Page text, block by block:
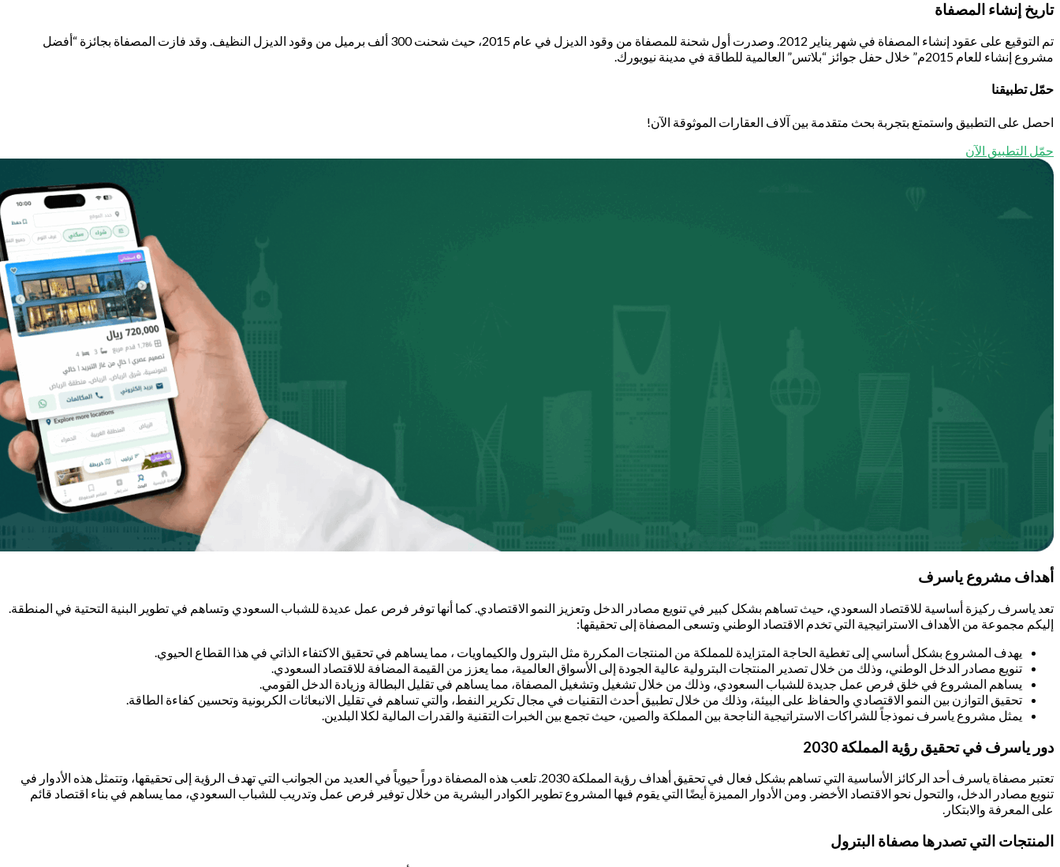
تاريخ إنشاء المصفاة
تم التوقيع على عقود إنشاء المصفاة في شهر يناير 2012. وصدرت أول شحنة للمصفاة من وقود الديزل في عام 2015، حيث شحنت 300 ألف برميل من وقود الديزل النظيف. وقد فازت المصفاة بجائزة “أفضل
مشروع إنشاء للعام 2015م” خلال حفل جوائز “بلاتس” العالمية للطاقة في مدينة نيويورك.
حمّل تطبيقنا
احصل على التطبيق واستمتع بتجربة بحث متقدمة بين آلاف العقارات الموثوقة الآن!
حمّل التطبيق الآن
أهداف مشروع ياسرف
تعد ياسرف ركيزة أساسية للاقتصاد السعودي، حيث تساهم بشكل كبير في تنويع مصادر الدخل وتعزيز النمو الاقتصادي. كما أنها توفر فرص عمل عديدة للشباب السعودي وتساهم في تطوير البنية التحتية في المنطقة.
إليكم مجموعة من الأهداف الاستراتيجية التي تخدم الاقتصاد الوطني وتسعى المصفاة إلى تحقيقها:
يهدف المشروع بشكل أساسي إلى تغطية الحاجة المتزايدة للمملكة من المنتجات المكررة مثل البترول والكيماويات ، مما يساهم في تحقيق الاكتفاء الذاتي في هذا القطاع الحيوي.
تنويع مصادر الدخل الوطني، وذلك من خلال تصدير المنتجات البترولية عالية الجودة إلى الأسواق العالمية، مما يعزز من القيمة المضافة للاقتصاد السعودي.
يساهم المشروع في خلق فرص عمل جديدة للشباب السعودي، وذلك من خلال تشغيل وتشغيل المصفاة، مما يساهم في تقليل البطالة وزيادة الدخل القومي.
تحقيق التوازن بين النمو الاقتصادي والحفاظ على البيئة، وذلك من خلال تطبيق أحدث التقنيات في مجال تكرير النفط، والتي تساهم في تقليل الانبعاثات الكربونية وتحسين كفاءة الطاقة.
يمثل مشروع ياسرف نموذجاً للشراكات الاستراتيجية الناجحة بين المملكة والصين، حيث تجمع بين الخبرات التقنية والقدرات المالية لكلا البلدين.
دور ياسرف في تحقيق رؤية المملكة 2030
تعتبر مصفاة ياسرف أحد الركائز الأساسية التي تساهم بشكل فعال في تحقيق أهداف رؤية المملكة 2030. تلعب هذه المصفاة دوراً حيوياً في العديد من الجوانب التي تهدف الرؤية إلى تحقيقها، وتتمثل هذه الأدوار في
تنويع مصادر الدخل، والتحول نحو الاقتصاد الأخضر. ومن الأدوار المميزة أيضًا التي يقوم فيها المشروع تطوير الكوادر البشرية من خلال توفير فرص عمل وتدريب للشباب السعودي، مما يساهم في بناء اقتصاد قائم
على المعرفة والابتكار.
المنتجات التي تصدرها مصفاة البترول